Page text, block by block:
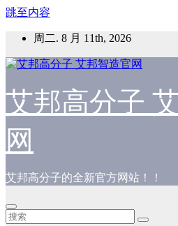
跳至内容
周二. 8 月 11th, 2026
艾邦高分子
网
艾邦高分子的全新官方网站！！